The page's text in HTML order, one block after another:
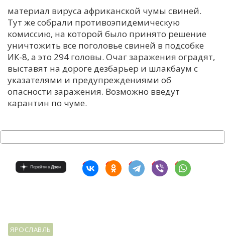
Е
И
К
М
С
Т
У
Х
материал вируса африканской чумы свиней.
Тут же собрали противоэпидемическую
комиссию, на которой было принято решение
уничтожить все поголовье свиней в подсобке
ИК-8, а это 294 головы. Очаг заражения оградят,
выставят на дороге дезбарьер и шлакбаум с
указателями и предупреждениями об
опасности заражения. Возможно введут
карантин по чуме.
ЯРОСЛАВЛЬ